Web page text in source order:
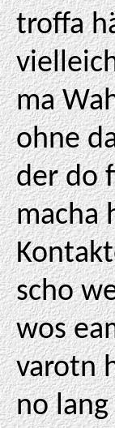
troffa
ma
ohne
der do
macha
scho
wos
varotn
no